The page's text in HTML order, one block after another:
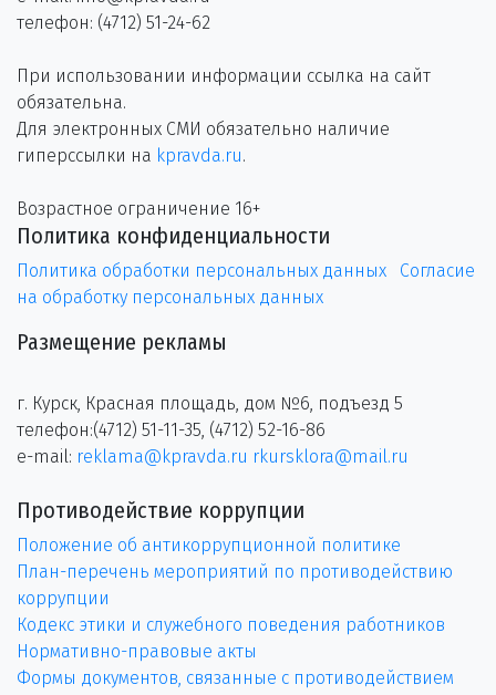
телефон: (4712) 51-24-62
При использовании информации ссылка на сайт
обязательна.
Для электронных СМИ обязательно наличие
гиперссылки на kpravda.ru.
Возрастное ограничение 16+
Политика конфиденциальности
Политика обработки персональных данных
Согласие
на обработку персональных данных
Размещение рекламы
г. Курск, Красная площадь, дом №6, подъезд 5
телефон:(4712) 51-11-35, (4712) 52-16-86
e-mail: reklama@kpravda.ru rkursklora@mail.ru
Противодействие коррупции
Положение об антикоррупционной политике
План-перечень мероприятий по противодействию
коррупции
Кодекс этики и служебного поведения работников
Нормативно-правовые акты
Формы документов, связанные с противодействием